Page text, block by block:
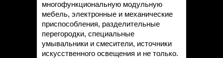
многофункциональную модульную
мебель, электронные и механические
приспособления, разделительные
перегородки, специальные
умывальники и смесители, источники
искусственного освещения и не только.